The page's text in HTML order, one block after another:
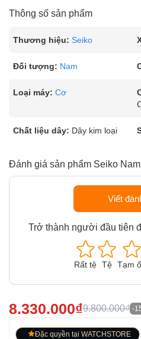
Thông số sản phẩm
Thương hiệu: Seiko
Đối tượng: Nam
Loại máy: Cơ
Chất liệu dây: Dây kim loại
Đánh giá sản phẩm Seiko
Viết
Trở thành người đầu tiên
Rất tệ Tệ Tạm
8.330.000₫9.800.000₫ -
Đặc quyền tại WATCHSTORE